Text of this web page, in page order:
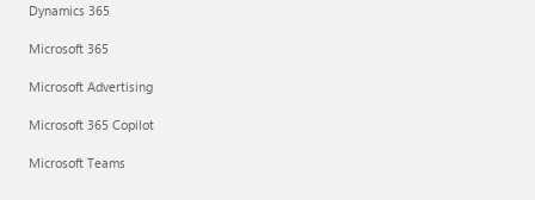
Dynamics 365
Microsoft 365
Microsoft Advertising
Microsoft 365 Copilot
Microsoft Teams